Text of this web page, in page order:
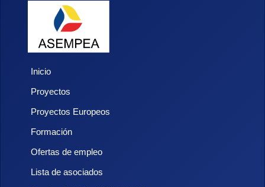
Inicio
Proyectos
Proyectos Europeos
Formación
Ofertas de empleo
Lista de asociados